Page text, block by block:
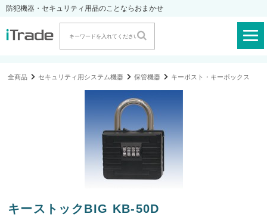
防犯機器・セキュリティ用品のことならおまかせ
全商品 セキュリティ用システム機器 保管機器 キーポスト・キーボックス
キーストックBIG KB-50D